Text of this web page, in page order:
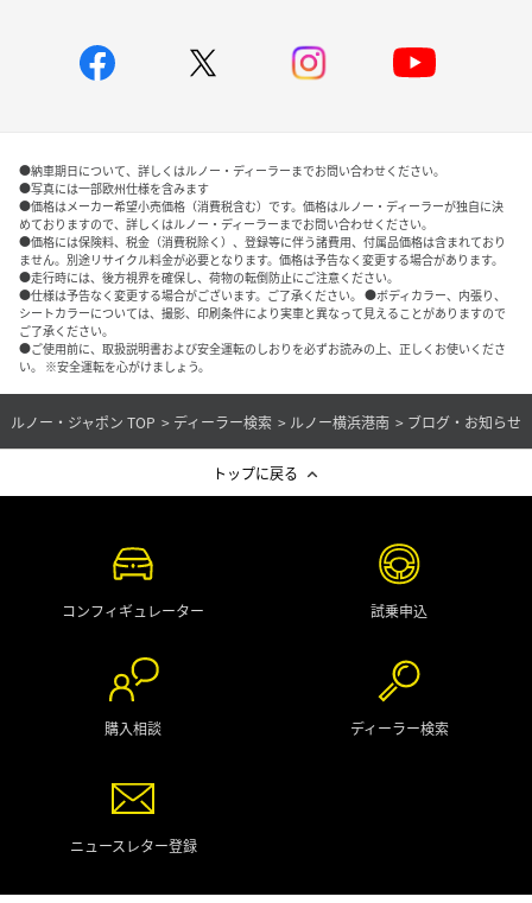
●納車期日について、詳しくはルノー・ディーラーまでお問い合わせください。
●写真には一部欧州仕様を含みます
●価格はメーカー希望小売価格（消費税含む）です。価格はルノー・ディーラーが独自に決
めておりますので、詳しくはルノー・ディーラーまでお問い合わせください。
●価格には保険料、税金（消費税除く）、登録等に伴う諸費用、付属品価格は含まれており
ません。別途リサイクル料金が必要となります。価格は予告なく変更する場合があります。
●走行時には、後方視界を確保し、荷物の転倒防止にご注意ください。
●仕様は予告なく変更する場合がございます。ご了承ください。 ●ボディカラー、内張り、
シートカラーについては、撮影、印刷条件により実車と異なって見えることがありますので
ご了承ください。
●ご使用前に、取扱説明書および安全運転のしおりを必ずお読みの上、正しくお使いくださ
い。 ※安全運転を心がけましょう。
ルノー・ジャポン TOP ディーラー検索 ルノー横浜港南 ブログ・お知らせ
トップに戻る
コンフィギュレーター 試乗申込
購入相談 ディーラー検索
ニュースレター登録